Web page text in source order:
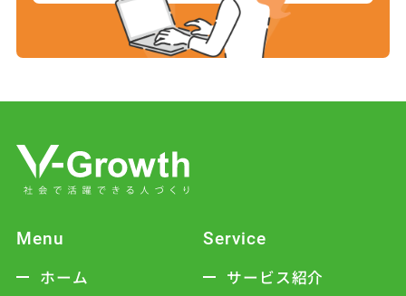
Menu
ホーム
Service
サービス紹介